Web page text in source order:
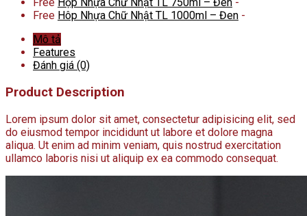
Free Hộp Nhựa Chữ Nhật TL 750ml – Đen -
Free Hôp Nhựa Chữ Nhật TL 1000ml – Đen -
Mô tả
Features
Đánh giá (0)
Product Description
Lorem ipsum dolor sit amet, consectetur adipisicing elit, sed
do eiusmod tempor incididunt ut labore et dolore magna
aliqua. Ut enim ad minim veniam, quis nostrud exercitation
ullamco laboris nisi ut aliquip ex ea commodo consequat.